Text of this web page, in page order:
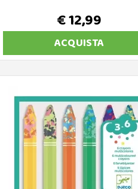
€ 12,99
ACQUISTA